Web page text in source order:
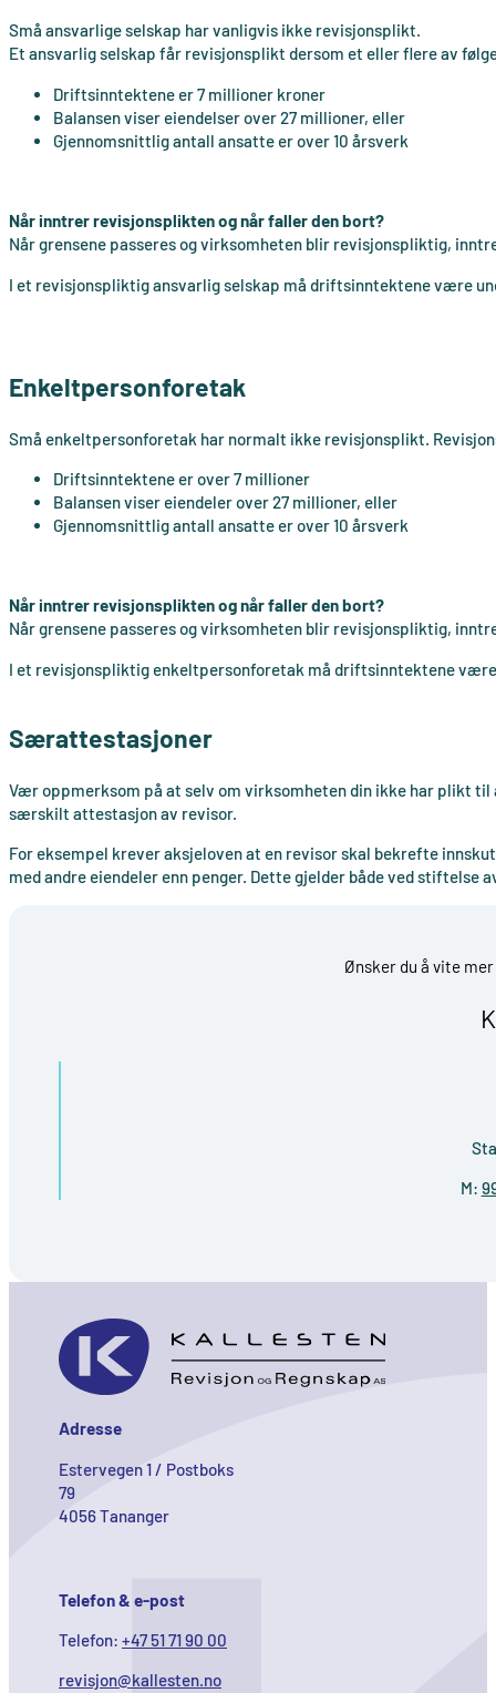
Små ansvarlige selskap har vanligvis ikke revisjonsplikt.
Et ansvarlig selskap får revisjonsplikt dersom et eller flere av
Driftsinntektene er 7 millioner kroner
Balansen viser eiendelser over 27 millioner, eller
Gjennomsnittlig antall ansatte er over 10 årsverk
Når inntrer revisjonsplikten og når faller den bort?
Når grensene passeres og virksomheten blir revisjonspliktig,
I et revisjonspliktig ansvarlig selskap må driftsinntektene være
Enkeltpersonforetak
Små enkeltpersonforetak har normalt ikke revisjonsplikt.
Driftsinntektene er over 7 millioner
Balansen viser eiendeler over 27 millioner, eller
Gjennomsnittlig antall ansatte er over 10 årsverk
Når inntrer revisjonsplikten og når faller den bort?
Når grensene passeres og virksomheten blir revisjonspliktig,
I et revisjonspliktig enkeltpersonforetak må driftsinntektene
Særattestasjoner
Vær oppmerksom på at selv om virksomheten din ikke har plikt
særskilt attestasjon av revisor.
For eksempel krever aksjeloven at en revisor skal bekrefte
med andre eiendeler enn penger. Dette gjelder både ved
Ønsker du å vite
M:
Adresse
Estervegen 1 / Postboks
79
4056 Tananger
Telefon & e-post
Telefon:+47 51 71 90 00
revisjon@kallesten.no